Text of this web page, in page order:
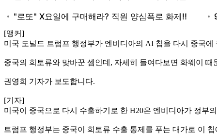
[앵커]
미국 도널드 트럼프 행정부가 엔비디아의 AI 칩을 다시 중국에
중국의 희토류와 맞바꾼 셈인데, 자세히 들여다보면 화웨이
권영희 기자가 보도합니다.
[기자]
미국이 중국으로 다시 수출하기로 한 H20은 엔비디아가 정부
트럼프 행정부는 중국이 희토류 수출 통제를 푸는 대가로 이